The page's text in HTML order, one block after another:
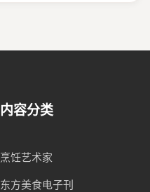
内容分类
烹饪艺术家
东方美食电子刊